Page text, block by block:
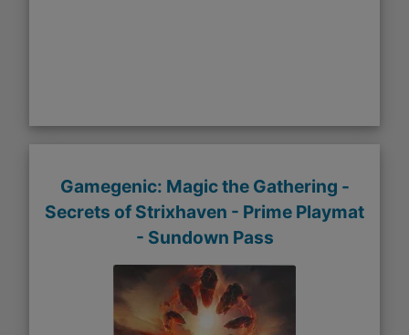
Gamegenic: Magic the Gathering -
Secrets of Strixhaven - Prime Playmat
- Sundown Pass